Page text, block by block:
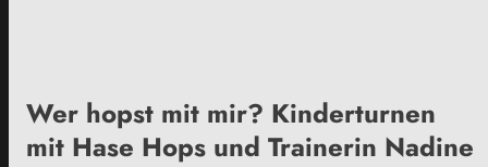
Wer hopst mit mir? Kinderturnen
mit Hase Hops und Trainerin Nadine